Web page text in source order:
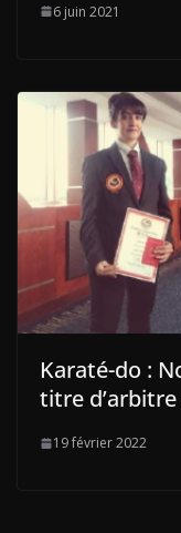
6 juin 2021
Karaté-do :
titre
19 février 2022